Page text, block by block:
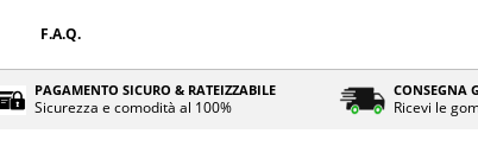
F.A.Q.
PAGAMENTO SICURO & RATEIZZABILE
Sicurezza e comodità al 100%
CONSEGNA
Ricevi le